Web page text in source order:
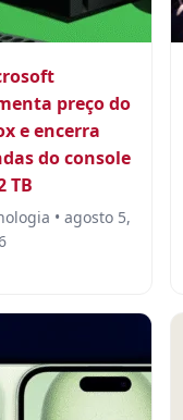
preço do
e encerra
do console
TB
• agosto 5,